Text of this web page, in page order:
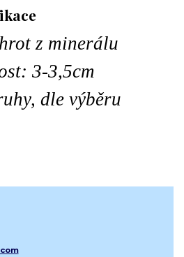
z minerálu
3-3,5cm
dle výběru